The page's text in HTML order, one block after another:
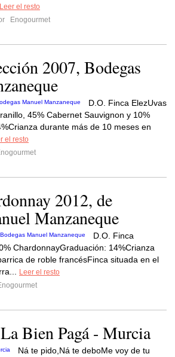
Leer el resto
Enogourmet
2007, Bodegas
D.O. Finca ElezUvas
45% Cabernet Sauvignon y 10%
durante más de 10 meses en
el resto
2012, de
Manzaneque
D.O. Finca
ChardonnayGraduación: 14%Crianza
de roble francésFinca situada en el
Leer el resto
Bien Pagá - Murcia
Ná te pido,Ná te deboMe voy de tu